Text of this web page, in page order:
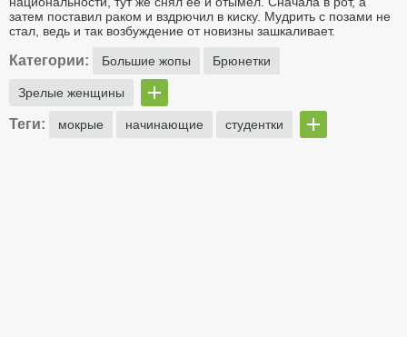
затем поставил раком и вздрючил в киску. Мудрить с позами не
стал, ведь и так возбуждение от новизны зашкаливает.
Категории: Большие жопы Брюнетки
Зрелые женщины
Теги: мокрые начинающие студентки